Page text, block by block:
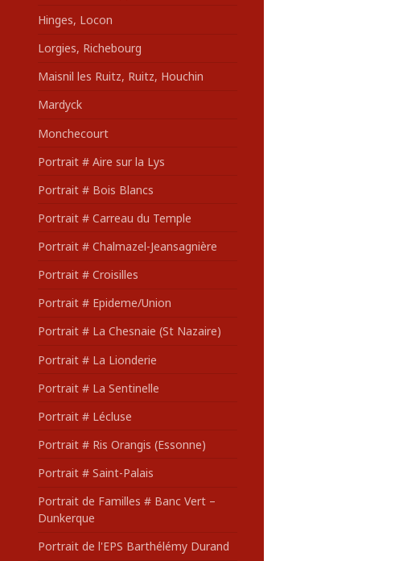
Hinges, Locon
Lorgies, Richebourg
Maisnil les Ruitz, Ruitz, Houchin
Mardyck
Monchecourt
Portrait # Aire sur la Lys
Portrait # Bois Blancs
Portrait # Carreau du Temple
Portrait # Chalmazel-Jeansagnière
Portrait # Croisilles
Portrait # Epideme/Union
Portrait # La Chesnaie (St Nazaire)
Portrait # La Lionderie
Portrait # La Sentinelle
Portrait # Lécluse
Portrait # Ris Orangis (Essonne)
Portrait # Saint-Palais
Portrait de Familles # Banc Vert –
Dunkerque
Portrait de l'EPS Barthélémy Durand